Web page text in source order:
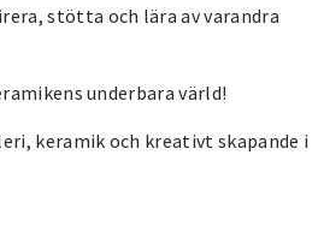
stötta och lära av varandra
underbara värld!
keramik och kreativt skapande i